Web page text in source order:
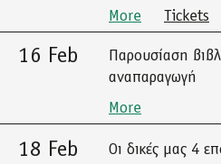
More
Tickets
16 Feb
Παρουσίαση
αναπαραγωγή
More
18 Feb
Οι δικές μας 4